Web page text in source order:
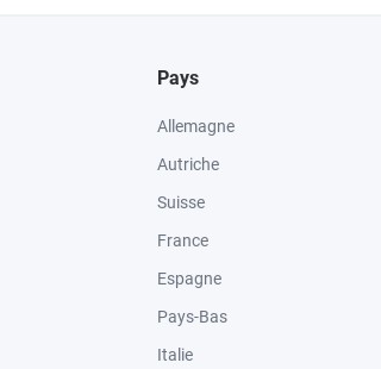
Pays
Allemagne
Autriche
Suisse
France
Espagne
Pays-Bas
Italie